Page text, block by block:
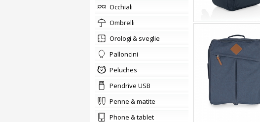
occhiali
ombrelli
orologi & sveglie
Palloncini
Peluches
Pendrive USB
penne & matite
phone & tablet